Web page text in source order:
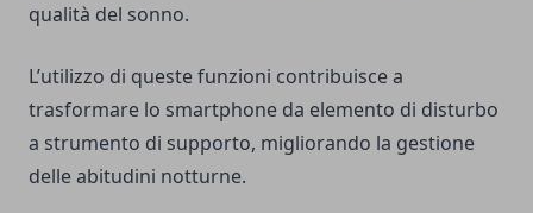
qualità del sonno.
L’utilizzo di queste funzioni contribuisce a
trasformare lo smartphone da elemento di disturbo
a strumento di supporto, migliorando la gestione
delle abitudini notturne.